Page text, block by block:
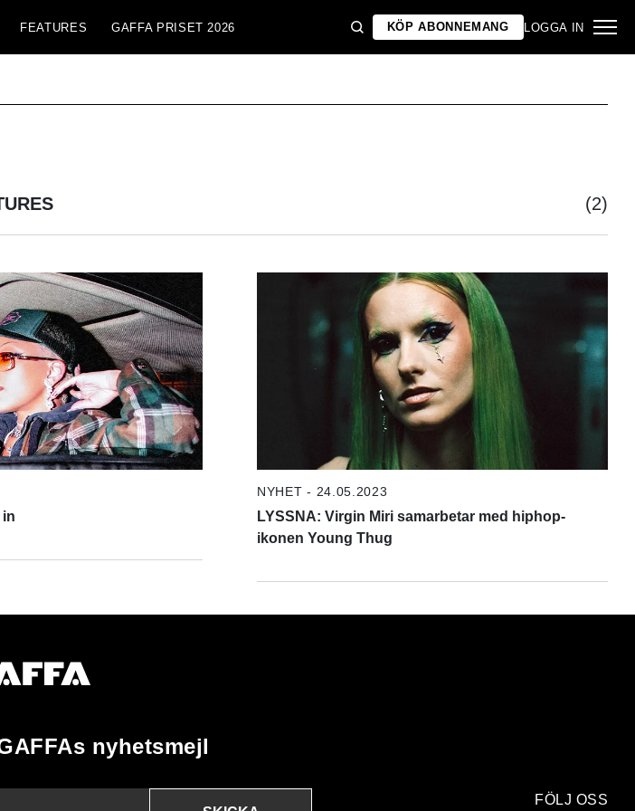
FEATURES GAFFA PRISET 2026 KÖP ABONNEMANG LOGGA IN
(2)
NYHET - 24.05.2023
LYSSNA: Virgin Miri samarbetar med hiphop-
ikonen Young Thug
nyhetsmejl
FÖLJ OSS